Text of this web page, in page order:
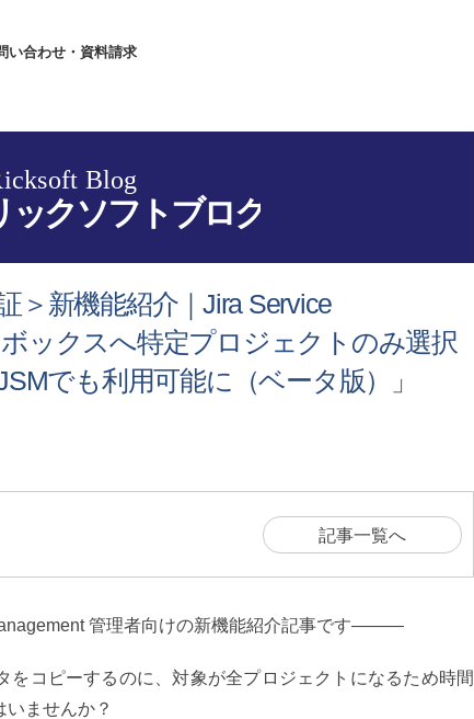
い合わせ・資料請求
＞新機能紹介｜Jira Service
ックスへ特定プロジェクトのみ選択
でも利用可能に（ベータ版）」
記事一覧へ
管理者向けの新機能紹介記事です―――
コピーするのに、 対象が全プロジェクトになるため時間
ませんか？